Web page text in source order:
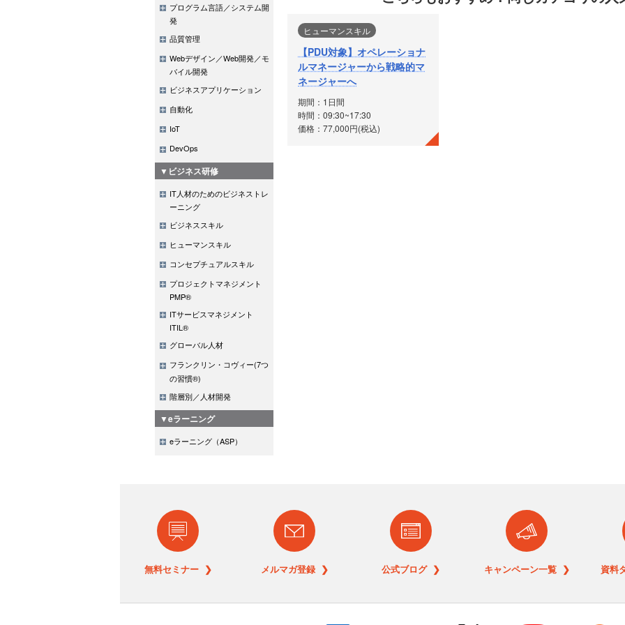
プログラム言語／システム開
発
品質管理
Webデザイン／Web開発／モ
バイル開発
ビジネスアプリケーション
自動化
IoT
DevOps
▼ビジネス研修
IT人材のためのビジネストレ
ーニング
ビジネススキル
ヒューマンスキル
コンセプチュアルスキル
プロジェクトマネジメント
PMP®
ITサービスマネジメント
ITIL®
グローバル人材
フランクリン・コヴィー(7つ
の習慣®)
階層別／人材開発
▼eラーニング
eラーニング（ASP）
ヒューマンスキル
【PDU対象】オペレーショナ
ルマネージャーから戦略的マ
ネージャーへ
期間：1日間
時間：09:30~17:30
価格：77,000円(税込)
無料セミナー ❯ メルマガ登録 ❯ 公式ブログ ❯ キャンペーン一覧 ❯ 資料